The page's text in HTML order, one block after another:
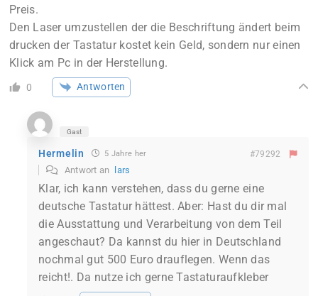
Preis.
Den Laser umzustellen der die Beschriftung ändert beim
drucken der Tastatur kostet kein Geld, sondern nur einen
Klick am Pc in der Herstellung.
0 Antworten
Gast
Hermelin 5 Jahre her #79292
Antwort an lars
Klar, ich kann verstehen, dass du gerne eine
deutsche Tastatur hättest. Aber: Hast du dir mal
die Ausstattung und Verarbeitung von dem Teil
angeschaut? Da kannst du hier in Deutschland
nochmal gut 500 Euro drauflegen. Wenn das
reicht!. Da nutze ich gerne Tastaturaufkleber